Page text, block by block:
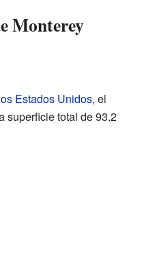
Monterey
Estados Unidos, el
superficie total de 93.2